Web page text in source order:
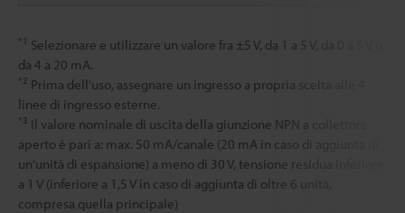
*1 Selezionare e utilizzare un valore fra ±5 V, da 1 a 5 V, da 0 a 5 V o
da 4 a 20 mA.
*2 Prima dell'uso, assegnare un ingresso a propria scelta alle 4
linee di ingresso esterne.
*3 Il valore nominale di uscita della giunzione NPN a collettore
aperto è pari a: max. 50 mA/canale (20 mA in caso di aggiunta di
un'unità di espansione) a meno di 30 V, tensione residua inferiore
a 1 V (inferiore a 1,5 V in caso di aggiunta di oltre 6 unità,
compresa quella principale)